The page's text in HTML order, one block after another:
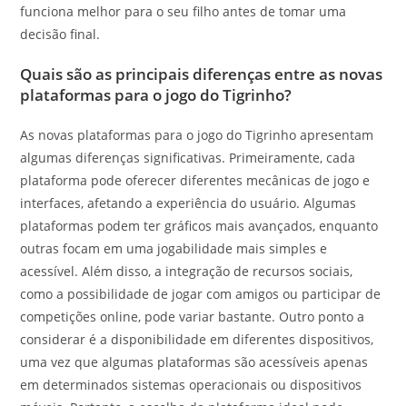
funciona melhor para o seu filho antes de tomar uma
decisão final.
Quais são as principais diferenças entre as novas
plataformas para o jogo do Tigrinho?
As novas plataformas para o jogo do Tigrinho apresentam
algumas diferenças significativas. Primeiramente, cada
plataforma pode oferecer diferentes mecânicas de jogo e
interfaces, afetando a experiência do usuário. Algumas
plataformas podem ter gráficos mais avançados, enquanto
outras focam em uma jogabilidade mais simples e
acessível. Além disso, a integração de recursos sociais,
como a possibilidade de jogar com amigos ou participar de
competições online, pode variar bastante. Outro ponto a
considerar é a disponibilidade em diferentes dispositivos,
uma vez que algumas plataformas são acessíveis apenas
em determinados sistemas operacionais ou dispositivos